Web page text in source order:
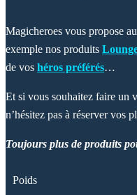
Magicheroes vous propose
exemple nos produits
de vos héros préférés…
Et si vous souhaitez faire un
n’hésitez pas à réserver vos
Toujours plus de produits
Poids